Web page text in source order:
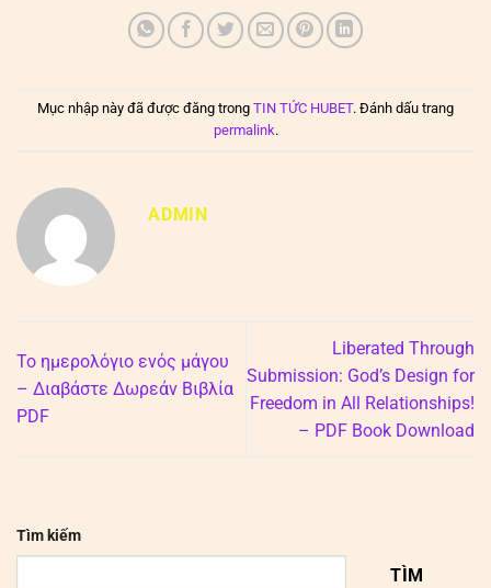
Mục nhập này đã được đăng trong TIN TỨC HUBET. Đánh dấu trang
permalink.
ADMIN
Το ημερολόγιο ενός μάγου
– Διαβάστε Δωρεάν Βιβλία
PDF
Liberated Through
Submission: God’s Design for
Freedom in All Relationships!
– PDF Book Download
Tìm kiếm
TÌM